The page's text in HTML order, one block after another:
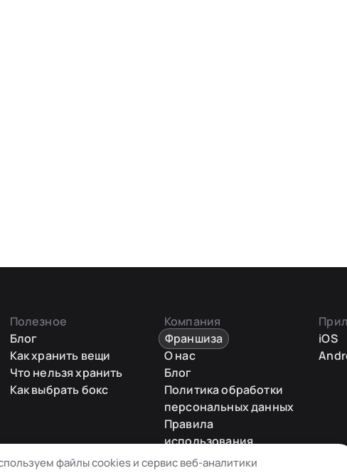
Полезное
Блог
Как хранить вещи
Что нельзя хранить
Как выбрать бокс
Компания
Франшиза
О нас
Блог
Политика обработки
персональных данных
Правила
использования
промокодов
iOS
файлы cookies и сервис веб-аналитики